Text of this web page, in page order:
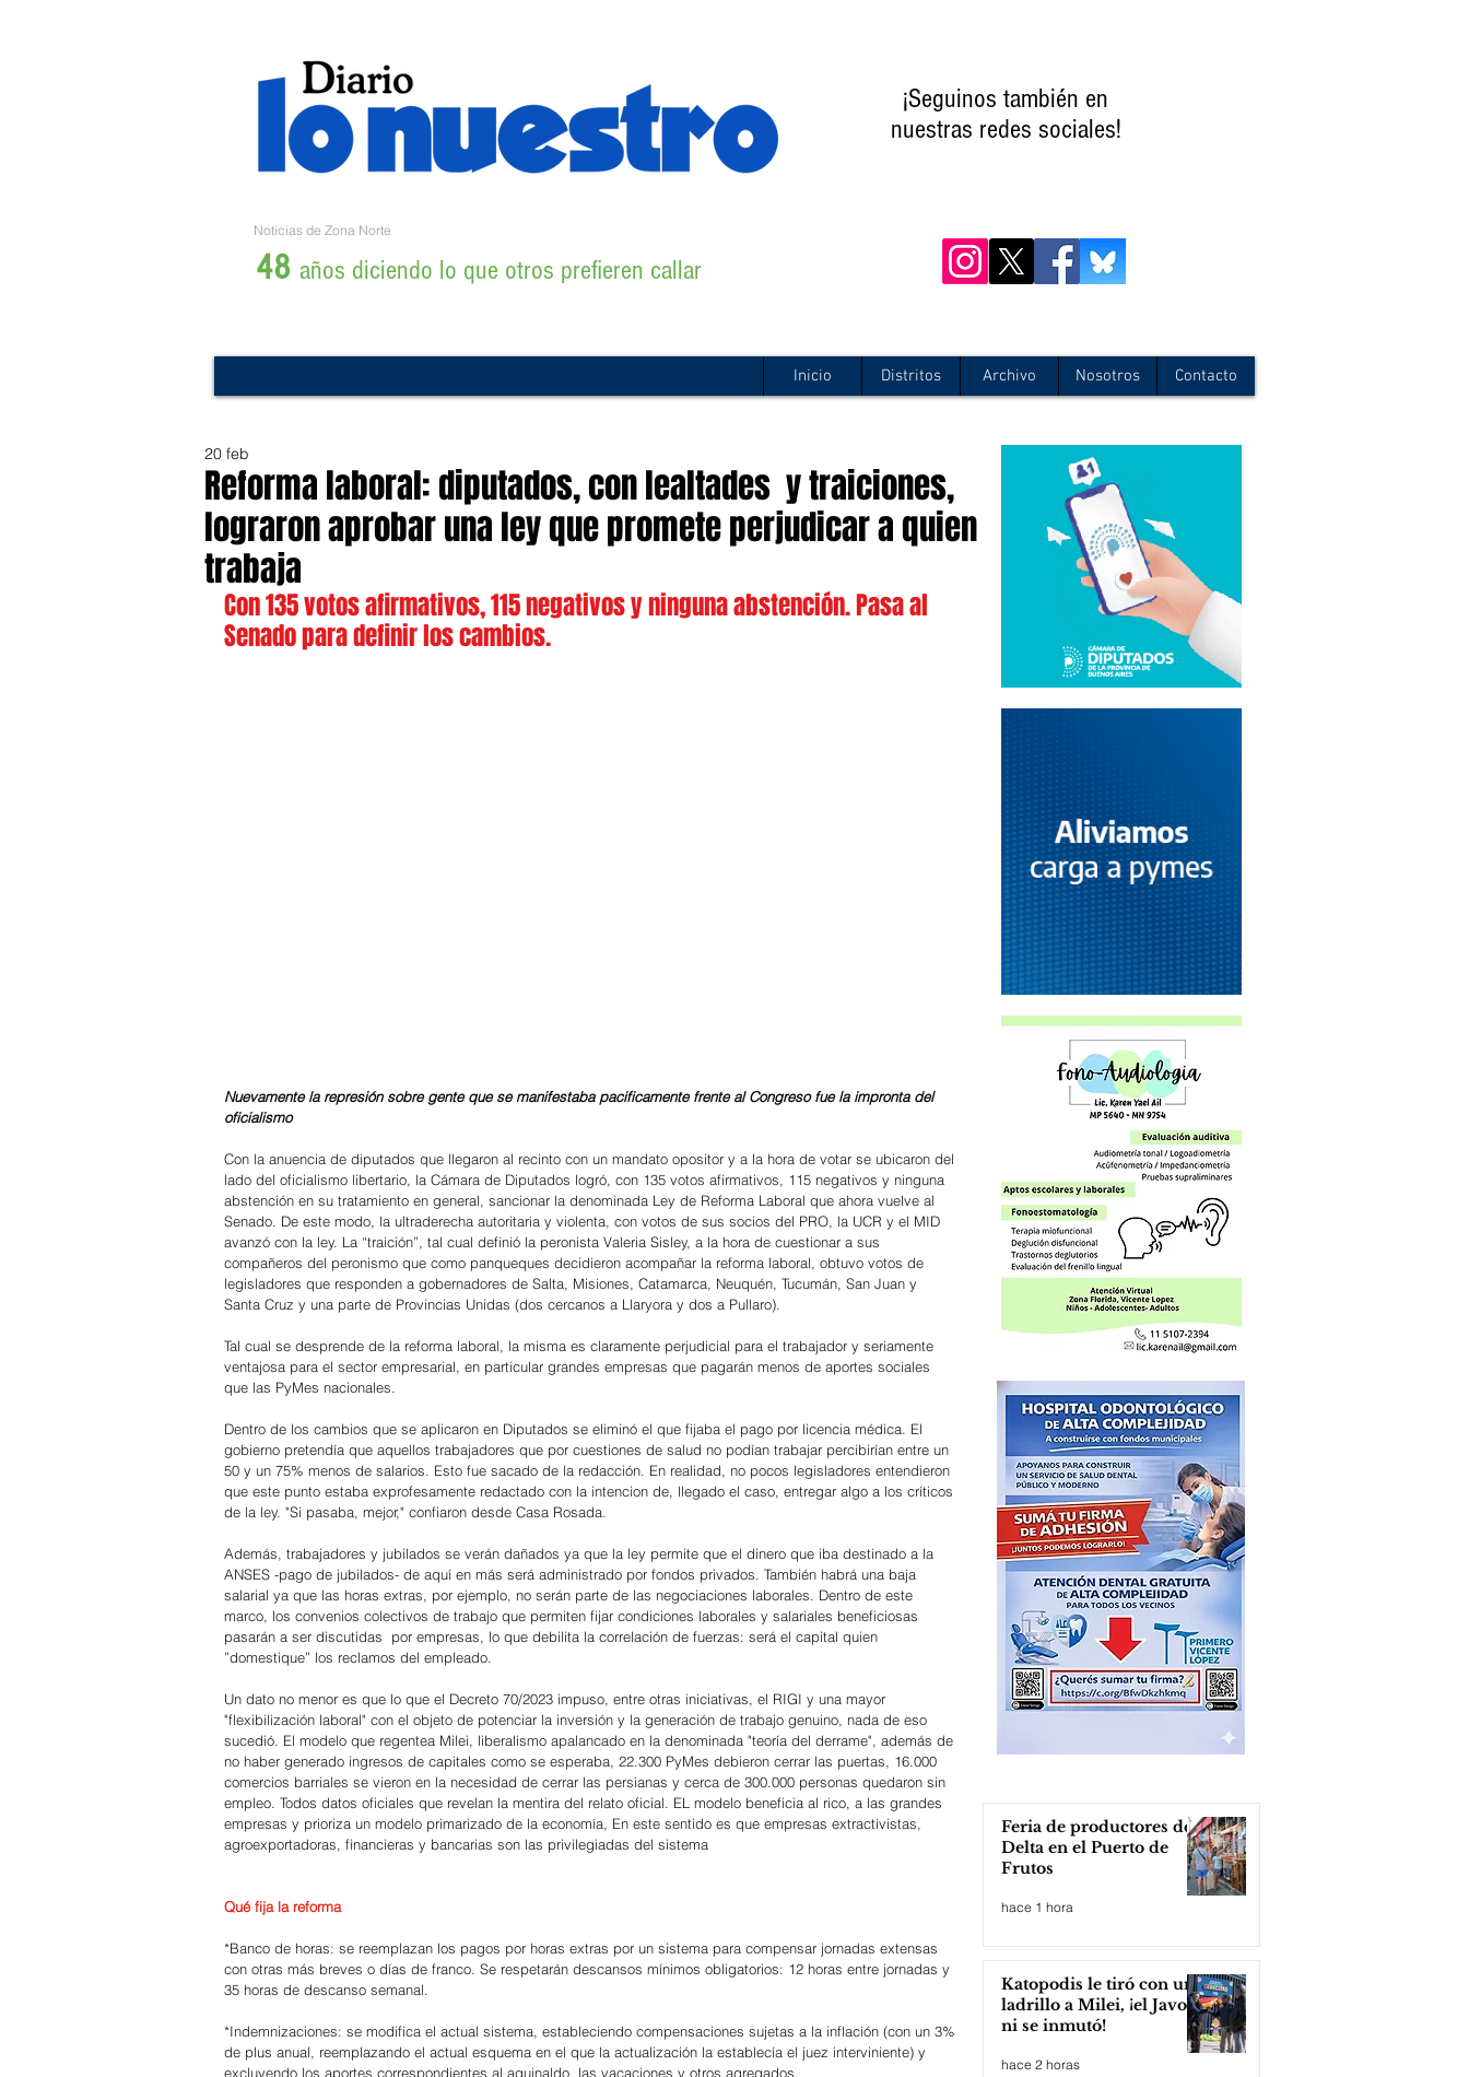
¡Seguinos también en
nuestras redes sociales!
Noticias de Zona Norte
48 años diciendo lo que otros prefieren callar
Inicio Distritos Archivo Nosotros Contacto
Reforma laboral: diputados, con lealtades y traiciones,
lograron aprobar una ley que promete perjudicar a quien
trabaja
20 feb
Con 135 votos afirmativos, 115 negativos y ninguna abstención. Pasa al
Senado para definir los cambios.
Nuevamente la represión sobre gente que se manifestaba pacificamente frente al Congreso fue la impronta del
oficialismo
Con la anuencia de diputados que llegaron al recinto con un mandato opositor y a la hora de votar se ubicaron del
lado del oficialismo libertario, la Cámara de Diputados logró, con 135 votos afirmativos, 115 negativos y ninguna
abstención en su tratamiento en general, sancionar la denominada Ley de Reforma Laboral que ahora vuelve al
Senado. De este modo, la ultraderecha autoritaria y violenta, con votos de sus socios del PRO, la UCR y el MID
avanzó con la ley. La “traición”, tal cual definió la peronista Valeria Sisley, a la hora de cuestionar a sus
compañeros del peronismo que como panqueques decidieron acompañar la reforma laboral, obtuvo votos de
legisladores que responden a gobernadores de Salta, Misiones, Catamarca, Neuquén, Tucumán, San Juan y
Santa Cruz y una parte de Provincias Unidas (dos cercanos a Llaryora y dos a Pullaro).
Tal cual se desprende de la reforma laboral, la misma es claramente perjudicial para el trabajador y seriamente
ventajosa para el sector empresarial, en particular grandes empresas que pagarán menos de aportes sociales
que las PyMes nacionales.
Dentro de los cambios que se aplicaron en Diputados se eliminó el que fijaba el pago por licencia médica. El
gobierno pretendía que aquellos trabajadores que por cuestiones de salud no podían trabajar percibirían entre un
50 y un 75% menos de salarios. Esto fue sacado de la redacción. En realidad, no pocos legisladores entendieron
que este punto estaba exprofesamente redactado con la intencion de, llegado el caso, entregar algo a los críticos
de la ley. "Si pasaba, mejor," confiaron desde Casa Rosada.
Además, trabajadores y jubilados se verán dañados ya que la ley permite que el dinero que iba destinado a la
ANSES -pago de jubilados- de aquí en más será administrado por fondos privados. También habrá una baja
salarial ya que las horas extras, por ejemplo, no serán parte de las negociaciones laborales. Dentro de este
marco, los convenios colectivos de trabajo que permiten fijar condiciones laborales y salariales beneficiosas
pasarán a ser discutidas  por empresas, lo que debilita la correlación de fuerzas: será el capital quien
”domestique” los reclamos del empleado.
Un dato no menor es que lo que el Decreto 70/2023 impuso, entre otras iniciativas, el RIGI y una mayor
"flexibilización laboral" con el objeto de potenciar la inversión y la generación de trabajo genuino, nada de eso
sucedió. El modelo que regentea Milei, liberalismo apalancado en la denominada "teoría del derrame", además de
no haber generado ingresos de capitales como se esperaba, 22.300 PyMes debieron cerrar las puertas, 16.000
comercios barriales se vieron en la necesidad de cerrar las persianas y cerca de 300.000 personas quedaron sin
empleo. Todos datos oficiales que revelan la mentira del relato oficial. EL modelo beneficia al rico, a las grandes
empresas y prioriza un modelo primarizado de la economía, En este sentido es que empresas extractivistas,
agroexportadoras, financieras y bancarias son las privilegiadas del sistema
Qué fija la reforma
*Banco de horas: se reemplazan los pagos por horas extras por un sistema para compensar jornadas extensas
con otras más breves o días de franco. Se respetarán descansos mínimos obligatorios: 12 horas entre jornadas y
35 horas de descanso semanal.
*Indemnizaciones: se modifica el actual sistema, estableciendo compensaciones sujetas a la inflación (con un 3%
de plus anual, reemplazando el actual esquema en el que la actualización la establecía el juez interviniente) y
excluyendo los aportes correspondientes al aguinaldo, las vacaciones y otros agregados.
Feria de productores del
Delta en el Puerto de
Frutos
hace 1 hora
Katopodis le tiró con un
ladrillo a Milei, ¡el Javo
ni se inmutó!
hace 2 horas